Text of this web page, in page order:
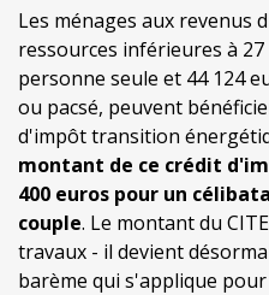
Les ménages aux revenus
ressources inférieures à
personne seule et 44 124
ou pacsé, peuvent
d'impôt transition
montant de ce crédit
400 euros pour un
couple. Le montant du
travaux - il devient
barème qui s'applique